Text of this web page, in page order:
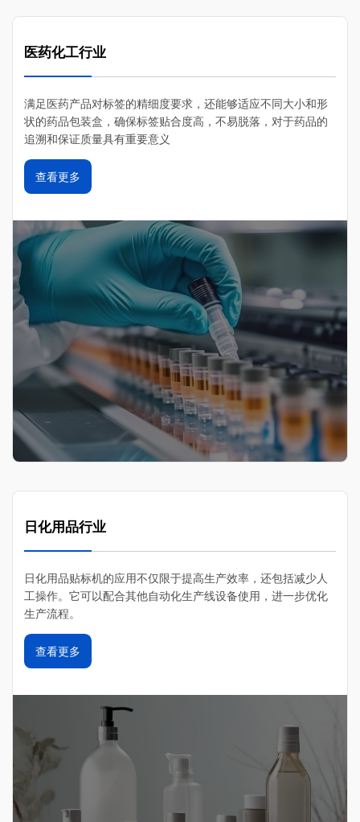
医药化工行业
满足医药产品对标签的精细度要求，‌还能够适应不同大小和形
状的药品包装盒，‌确保标签贴合度高，‌不易脱落，‌对于药品的
追溯和保证质量具有重要意义
查看更多
日化用品行业
日化用品贴标机的应用不仅限于提高生产效率，‌还包括减少人
工操作。‌它可以配合其他自动化生产线设备使用，‌进一步优化
生产流程。‌
查看更多